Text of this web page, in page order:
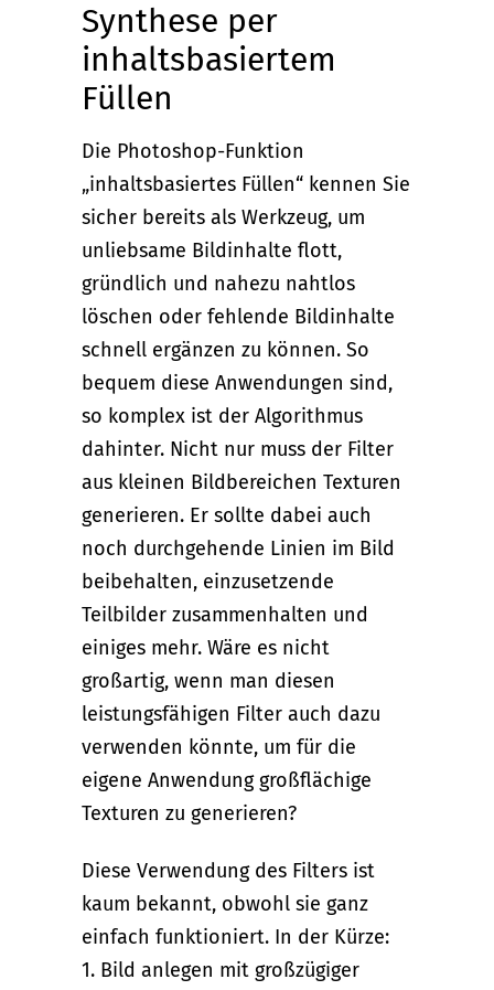
Synthese per
inhaltsbasiertem
Füllen
Die Photoshop-Funktion
„inhaltsbasiertes Füllen“ kennen Sie
sicher bereits als Werkzeug, um
unliebsame Bildinhalte flott,
gründlich und nahezu nahtlos
löschen oder fehlende Bildinhalte
schnell ergänzen zu können. So
bequem diese Anwendungen sind,
so komplex ist der Algorithmus
dahinter. Nicht nur muss der Filter
aus kleinen Bildbereichen Texturen
generieren. Er sollte dabei auch
noch durchgehende Linien im Bild
beibehalten, einzusetzende
Teilbilder zusammenhalten und
einiges mehr. Wäre es nicht
großartig, wenn man diesen
leistungsfähigen Filter auch dazu
verwenden könnte, um für die
eigene Anwendung großflächige
Texturen zu generieren?
Diese Verwendung des Filters ist
kaum bekannt, obwohl sie ganz
einfach funktioniert. In der Kürze:
1. Bild anlegen mit großzügiger